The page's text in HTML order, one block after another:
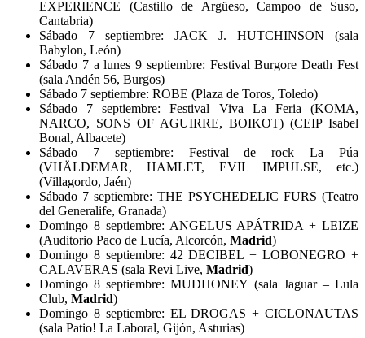
EXPERIENCE (Castillo de Argüeso, Campoo de Suso,
Cantabria)
Sábado 7 septiembre: JACK J. HUTCHINSON (sala
Babylon, León)
Sábado 7 a lunes 9 septiembre: Festival Burgore Death Fest
(sala Andén 56, Burgos)
Sábado 7 septiembre: ROBE (Plaza de Toros, Toledo)
Sábado 7 septiembre: Festival Viva La Feria (KOMA,
NARCO, SONS OF AGUIRRE, BOIKOT) (CEIP Isabel
Bonal, Albacete)
Sábado 7 septiembre: Festival de rock La Púa
(VHÄLDEMAR, HAMLET, EVIL IMPULSE, etc.)
(Villagordo, Jaén)
Sábado 7 septiembre: THE PSYCHEDELIC FURS (Teatro
del Generalife, Granada)
Domingo 8 septiembre: ANGELUS APÁTRIDA + LEIZE
(Auditorio Paco de Lucía, Alcorcón, Madrid)
Domingo 8 septiembre: 42 DECIBEL + LOBONEGRO +
CALAVERAS (sala Revi Live, Madrid)
Domingo 8 septiembre: MUDHONEY (sala Jaguar – Lula
Club, Madrid)
Domingo 8 septiembre: EL DROGAS + CICLONAUTAS
(sala Patio! La Laboral, Gijón, Asturias)